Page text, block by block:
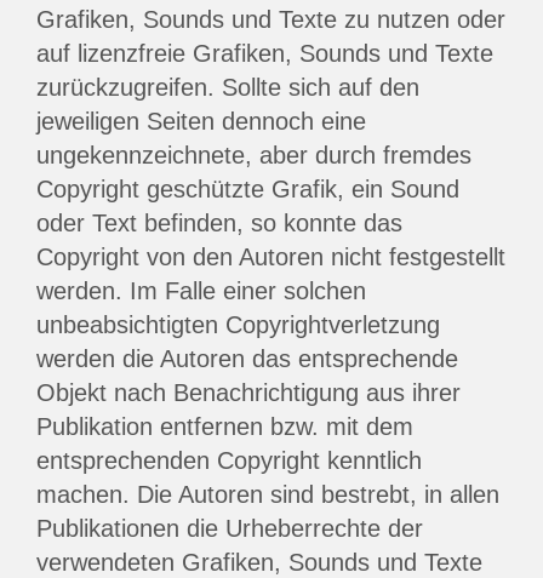
Grafiken, Sounds und Texte zu nutzen oder
auf lizenzfreie Grafiken, Sounds und Texte
zurückzugreifen. Sollte sich auf den
jeweiligen Seiten dennoch eine
ungekennzeichnete, aber durch fremdes
Copyright geschützte Grafik, ein Sound
oder Text befinden, so konnte das
Copyright von den Autoren nicht festgestellt
werden. Im Falle einer solchen
unbeabsichtigten Copyrightverletzung
werden die Autoren das entsprechende
Objekt nach Benachrichtigung aus ihrer
Publikation entfernen bzw. mit dem
entsprechenden Copyright kenntlich
machen. Die Autoren sind bestrebt, in allen
Publikationen die Urheberrechte der
verwendeten Grafiken, Sounds und Texte